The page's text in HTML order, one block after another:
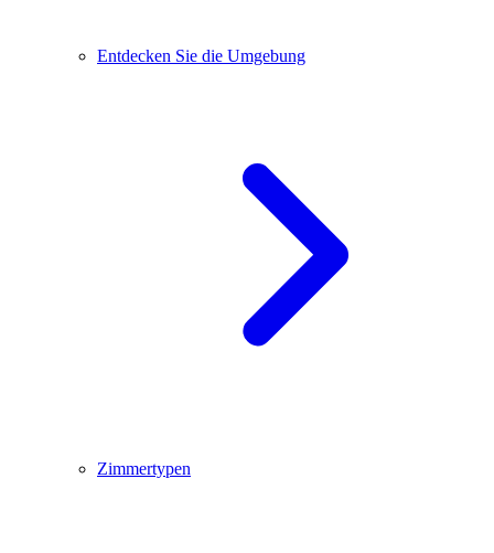
Entdecken Sie die Umgebung
Zimmertypen